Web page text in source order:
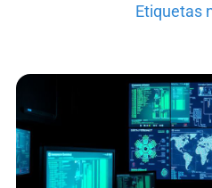
Etiquetas